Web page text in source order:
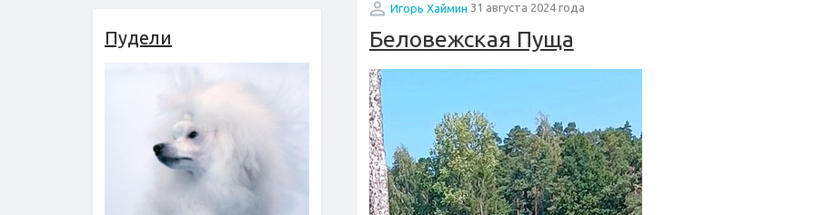
Пудели
Игорь Хаймин 31 августа 2024 года
Беловежская Пуща